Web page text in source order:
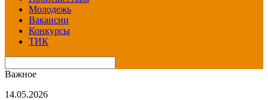
Молодежь
Вакансии
Конкурсы
ТИК
Важное
14.05.2026